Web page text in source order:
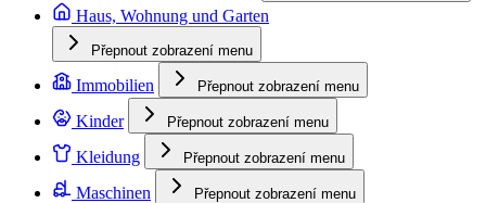
Haus, Wohnung und Garten
Přepnout zobrazení menu
Immobilien Přepnout zobrazení menu
Kinder Přepnout zobrazení menu
Kleidung Přepnout zobrazení menu
Maschinen Přepnout zobrazení menu